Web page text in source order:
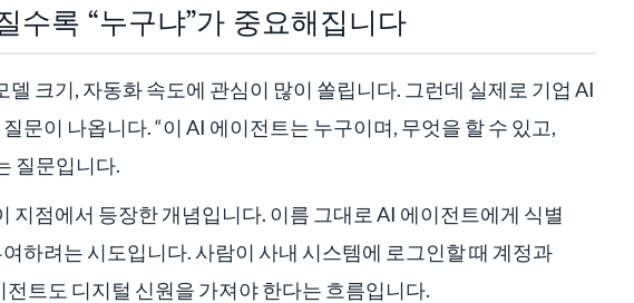
수록 “누구냐”가 중요해집니다
델 크기, 자동화 속도에 관심이 많이 쏠립니다. 그런데 실제로 기업 AI
문이 나옵니다. “이 AI 에이전트는 누구이며, 무엇을 할 수 있고,
질문입니다.
지점에서 등장한 개념입니다. 이름 그대로 AI 에이전트에게 식별
하려는 시도입니다. 사람이 사내 시스템에 로그인할 때 계정과
트도 디지털 신원을 가져야 한다는 흐름입니다.